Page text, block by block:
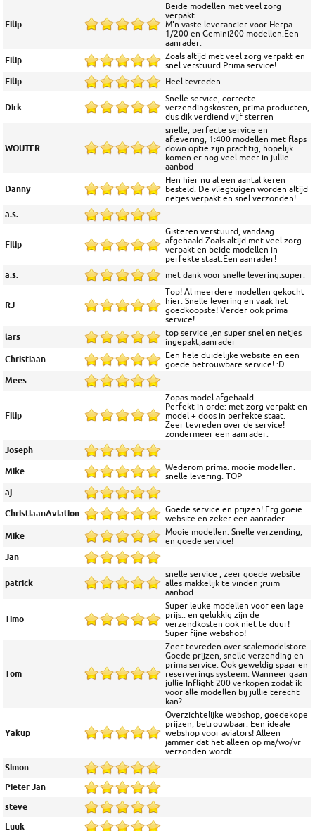
Filip
Beide modellen met veel zorg
verpakt.
M'n vaste leverancier voor Herpa
1/200 en Gemini200 modellen.Een
aanrader.
Filip
Zoals altijd met veel zorg verpakt en
snel verstuurd.Prima service!
Filip
Heel tevreden.
Dirk
Snelle service, correcte
verzendingskosten, prima producten,
dus dik verdiend vijf sterren
WOUTER
snelle, perfecte service en
aflevering, 1:400 modellen met flaps
down optie zijn prachtig, hopelijk
komen er nog veel meer in jullie
aanbod
Danny
Hen hier nu al een aantal keren
besteld. De vliegtuigen worden altijd
netjes verpakt en snel verzonden!
a.s.
Filip
Gisteren verstuurd, vandaag
afgehaald.Zoals altijd met veel zorg
verpakt en beide modellen in
perfekte staat.Een aanrader!
a.s.
met dank voor snelle levering.super.
RJ
Top! Al meerdere modellen gekocht
hier. Snelle levering en vaak het
goedkoopste! Verder ook prima
service!
lars
top service ,en super snel en netjes
ingepakt,aanrader
Christiaan
Een hele duidelijke website en een
goede betrouwbare service! :D
Mees
Filip
Zopas model afgehaald.
Perfekt in orde: met zorg verpakt en
model + doos in perfekte staat.
Zeer tevreden over de service!
zondermeer een aanrader.
Joseph
Mike
Wederom prima. mooie modellen.
snelle levering. TOP
aj
ChristiaanAviation
Goede service en prijzen! Erg goeie
website en zeker een aanrader
Mike
Mooie modellen. Snelle verzending,
en goede service!
Jan
patrick
snelle service , zeer goede website
alles makkelijk te vinden ;ruim
aanbod
Timo
Super leuke modellen voor een lage
prijs.. en gelukkig zijn de
verzendkosten ook niet te duur!
Super fijne webshop!
Tom
Zeer tevreden over scalemodelstore.
Goede prijzen, snelle verzending en
prima service. Ook geweldig spaar en
reserverings systeem. Wanneer gaan
jullie Inflight 200 verkopen zodat ik
voor alle modellen bij jullie terecht
kan?
Yakup
Overzichtelijke webshop, goedekope
prijzen, betrouwbaar. Een ideale
webshop voor aviators! Alleen
jammer dat het alleen op ma/wo/vr
verzonden wordt.
Simon
Pieter Jan
steve
Luuk